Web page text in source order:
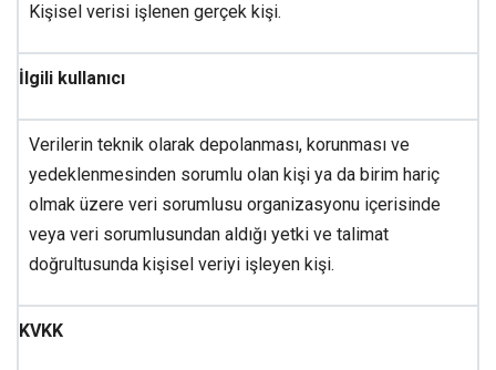
Kişisel verisi işlenen gerçek kişi.
İlgili kullanıcı
Verilerin teknik olarak depolanması, korunması ve
yedeklenmesinden sorumlu olan kişi ya da birim hariç
olmak üzere veri sorumlusu organizasyonu içerisinde
veya veri sorumlusundan aldığı yetki ve talimat
doğrultusunda kişisel veriyi işleyen kişi.
KVKK